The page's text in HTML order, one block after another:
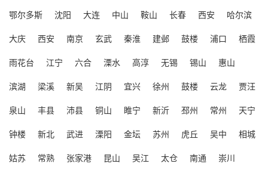
鄂尔多斯 沈阳 大连 中山 鞍山 长春 西安 哈尔滨
大庆 西安 南京 玄武 秦淮 建邺 鼓楼 浦口 栖霞
雨花台 江宁 六合 溧水 高淳 无锡 锡山 惠山
滨湖 梁溪 新吴 江阴 宜兴 徐州 鼓楼 云龙 贾汪
泉山 丰县 沛县 铜山 睢宁 新沂 邳州 常州 天宁
钟楼 新北 武进 溧阳 金坛 苏州 虎丘 吴中 相城
姑苏 常熟 张家港 昆山 吴江 太仓 南通 崇川